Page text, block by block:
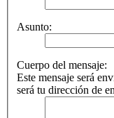
Asunto:
Cuerpo del mensaje:
Este mensaje será
será tu dirección de